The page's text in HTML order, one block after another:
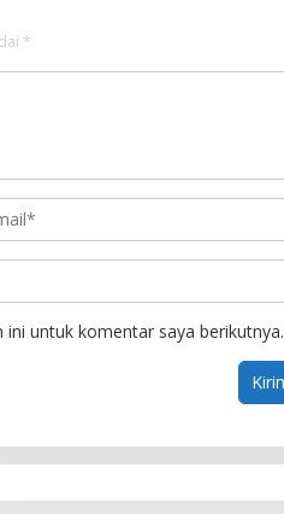
*
untuk komentar saya berikutnya.